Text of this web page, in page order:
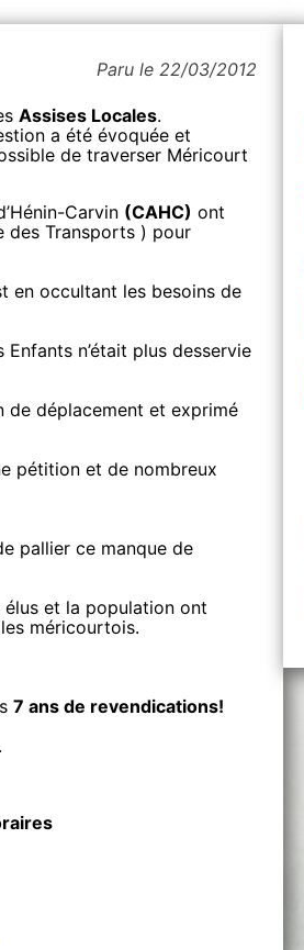
Paru le 22/03/2012
Assises Locales.
a été évoquée et
de traverser Méricourt
Carvin (CAHC) ont
des Transports ) pour
en occultant les besoins de
n’était plus desservie
de déplacement et exprimé
pétition et de nombreux
pallier ce manque de
et la population ont
méricourtois.
7 ans de revendications!